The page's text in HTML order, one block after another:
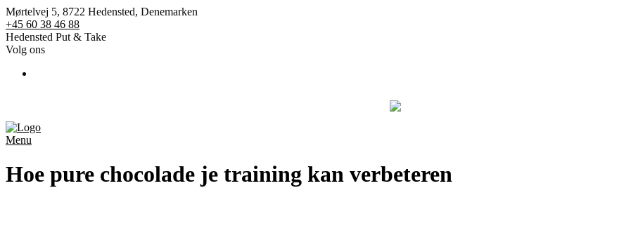
Mørtelvej 5, 8722 Hedensted, Denemarken
+45 60 38 46 88
Hedensted Put & Take
Volg ons
Menu
Hoe pure chocolade je training kan verbeteren